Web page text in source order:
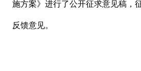
施方案》进行了公开征求意见稿，
反馈意见。